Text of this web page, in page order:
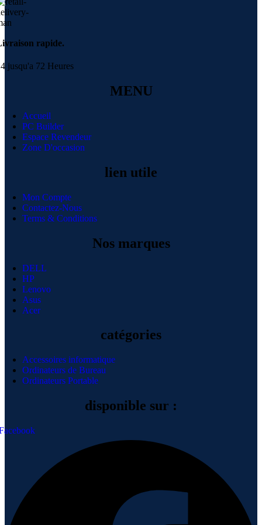
rapide.
jusqu'a 72 Heures
MENU
Accueil
PC Builder
Espace Revendeur
Zone D'occasion
lien utile
Mon Compte
Contactez-Nous
Terms & Conditions
Nos marques
DELL
HP
Lenovo
Asus
Acer
catégories
Accessoires informatique
Ordinateurs de Bureau
Ordinateurs Portable
disponible sur :